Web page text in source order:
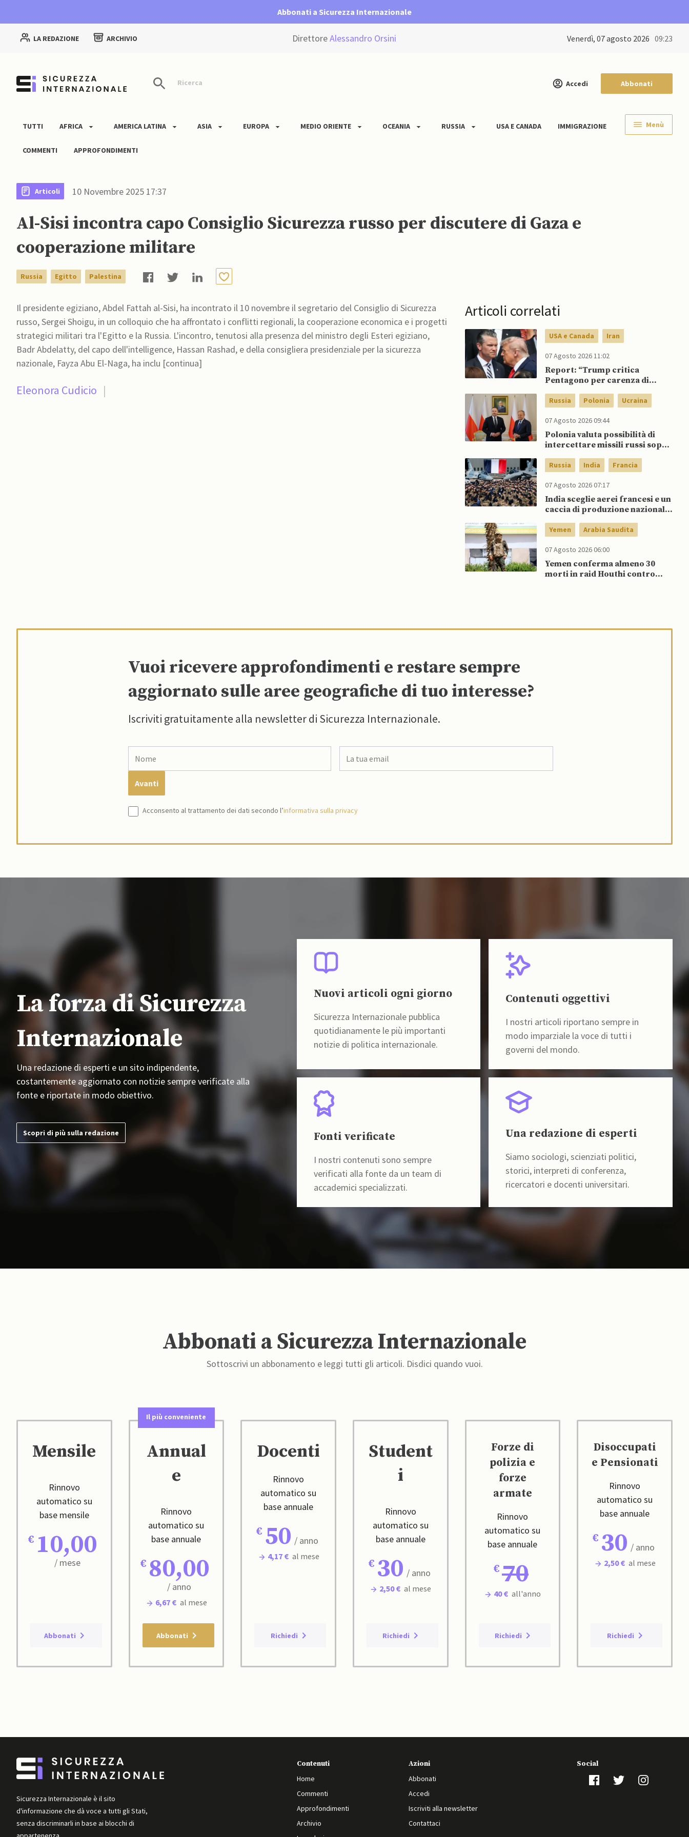
Abbonati a Sicurezza Internazionale
LA REDAZIONE ARCHIVIO DirettoreAlessandro Orsini venerdì, 07 agosto 2026 09:23
Ricerca Accedi Abbonati
TUTTI AFRICA AMERICA LATINA ASIA EUROPA MEDIO ORIENTE OCEANIA RUSSIA USA E CANADA IMMIGRAZIONE
COMMENTI APPROFONDIMENTI
Menù
Articoli 10 Novembre 2025 17:37
Al-Sisi incontra capo Consiglio Sicurezza russo per discutere di Gaza e
cooperazione militare
Russia Egitto Palestina
Il presidente egiziano, Abdel Fattah al-Sisi, ha incontrato il 10 novembre il segretario del Consiglio di Sicurezza
russo, Sergei Shoigu, in un colloquio che ha affrontato i conflitti regionali, la cooperazione economica e i progetti
strategici militari tra l'Egitto e la Russia. L'incontro, tenutosi alla presenza del ministro degli Esteri egiziano,
Badr Abdelatty, del capo dell'intelligence, Hassan Rashad, e della consigliera presidenziale per la sicurezza
nazionale, Fayza Abu El-Naga, ha inclu [continua]
Eleonora Cudicio |
Articoli correlati
USA e Canada Iran
07 Agosto 2026 11:02
Report: “Trump critica
Pentagono per carenza di
Russia Polonia Ucraina
07 Agosto 2026 09:44
Polonia valuta possibilità di
intercettare missili russi sopra
aereo NATO
Russia India Francia
07 Agosto 2026 07:17
India sceglie aerei francesi e un
caccia di produzione nazionale,
parte di Putin
Yemen Arabia Saudita
07 Agosto 2026 06:00
Yemen conferma almeno 30
morti in raid Houthi contro
Vuoi ricevere approfondimenti e restare sempre
aggiornato sulle aree geografiche di tuo interesse?
Iscriviti gratuitamente alla newsletter di Sicurezza Internazionale.
Acconsento al trattamento dei dati secondo l’informativa sulla privacy
La forza di Sicurezza
Internazionale
Una redazione di esperti e un sito indipendente,
costantemente aggiornato con notizie sempre verificate alla
fonte e riportate in modo obiettivo.
Scopri di più sulla redazione
Nuovi articoli ogni giorno
Sicurezza Internazionale pubblica
quotidianamente le più importanti
notizie di politica internazionale.
Contenuti oggettivi
I nostri articoli riportano sempre in
modo imparziale la voce di tutti i
governi del mondo.
Fonti verificate
I nostri contenuti sono sempre
verificati alla fonte da un team di
accademici specializzati.
Una redazione di esperti
Siamo sociologi, scienziati politici,
storici, interpreti di conferenza,
ricercatori e docenti universitari.
Abbonati a Sicurezza Internazionale
Sottoscrivi un abbonamento e leggi tutti gli articoli. Disdici quando vuoi.
Mensile
Rinnovo
automatico su
base mensile
10,00
/ mese
Abbonati
Il più conveniente
Annual
e
Rinnovo
automatico su
base annuale
80,00
/ anno
6,67 € al mese
Abbonati
Docenti
Rinnovo
automatico su
base annuale
50 / anno
4,17 € al mese
Richiedi
Student
i
Rinnovo
automatico su
base annuale
30 / anno
2,50 € al mese
Richiedi
Forze di
polizia e
forze
armate
Rinnovo
automatico su
base annuale
70
40 € all'anno
Richiedi
Disoccupati
e Pensionati
Rinnovo
automatico su
base annuale
30 / anno
2,50 € al mese
Richiedi
Sicurezza Internazionale è il sito
d'informazione che dà voce a tutti gli Stati,
senza discriminarli in base ai blocchi di
Contenuti
Home
Commenti
Approfondimenti
Archivio
Azioni
Abbonati
Accedi
Iscriviti alla newsletter
Contattaci
Social